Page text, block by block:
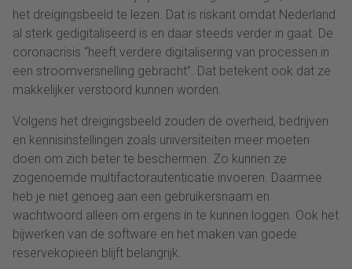
het dreigingsbeeld te lezen. Dat is riskant omdat Nederland
al sterk gedigitaliseerd is en daar steeds verder in gaat. De
coronacrisis “heeft verdere digitalisering van processen in
een stroomversnelling gebracht”. Dat betekent ook dat ze
makkelijker verstoord kunnen worden.
Volgens het dreigingsbeeld zouden de overheid, bedrijven
en kennisinstellingen zoals universiteiten meer moeten
doen om zich beter te beschermen. Zo kunnen ze
zogenoemde multifactorautenticatie invoeren. Daarmee
heb je niet genoeg aan een gebruikersnaam en
wachtwoord alleen om ergens in te kunnen loggen. Ook het
bijwerken van de software en het maken van goede
reservekopieën blijft belangrijk.